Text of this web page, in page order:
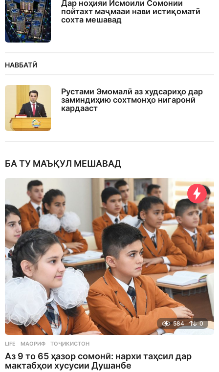
Дар ноҳияи Исмоили Сомонии
пойтахт маҷмааи нави истиқоматӣ
сохта мешавад
НАВБАТӢ
Рустами Эмомалӣ аз худсариҳо дар
заминдиҳию сохтмонҳо нигаронӣ
кардааст
БА ТУ МАЪҚУЛ МЕШАВАД
584 0
LIFE МАОРИФ ,ТОҶИКИСТОН
Аз 9 то 65 ҳазор сомонӣ: нархи таҳсил дар
мактабҳои хусусии Душанбе